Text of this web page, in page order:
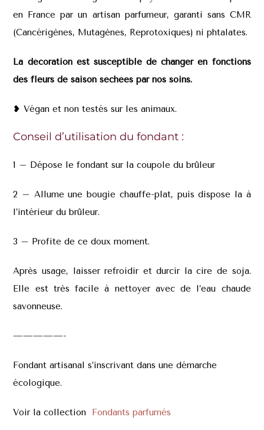
en France par un artisan parfumeur, garanti sans CMR
(Cancérigènes, Mutagènes, Reprotoxiques) ni phtalates.
La décoration est susceptible de changer en fonctions
des fleurs de saison séchées par nos soins.
❥ Végan et non testés sur les animaux.
Conseil d’utilisation du fondant :
1 – Dépose le fondant sur la coupole du brûleur
2 – Allume une bougie chauffe-plat, puis dispose la à
l’intérieur du brûleur.
3 – Profite de ce doux moment.
Après usage, laisser refroidir et durcir la cire de soja.
Elle est très facile à nettoyer avec de l’eau chaude
savonneuse.
—————-
Fondant artisanal s’inscrivant dans une démarche
écologique.
Voir la collection Fondants parfumés